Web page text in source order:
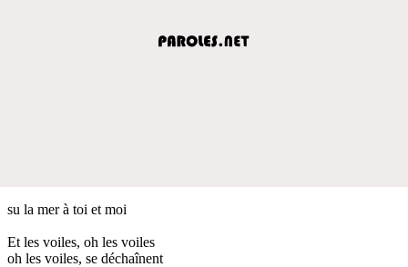
su la mer à toi et moi
Et les voiles, oh les voiles
oh les voiles, se déchaînent